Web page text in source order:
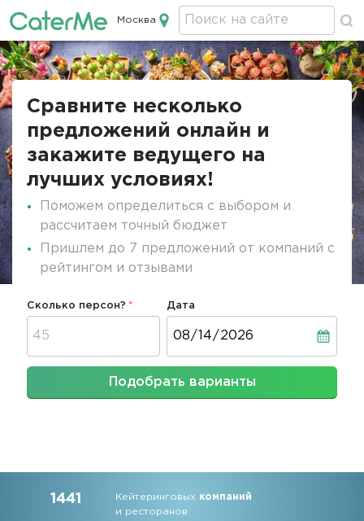
Кейтеринг в Москве
Москва
Строка
Сравните несколько
предложений онлайн и
закажите ведущего на
лучших условиях!
Поможем определиться с выбором и
рассчитаем точный бюджет
Пришлем до 7 предложений от компаний с
рейтингом и отзывами
Сколько персон? Дата
Подобрать варианты
1441 Кейтеринговых компаний
и ресторанов